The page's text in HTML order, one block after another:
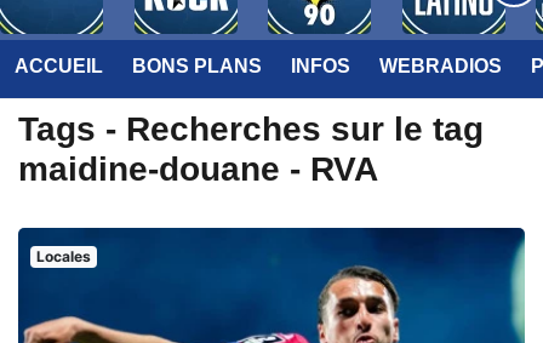
ACCUEIL BONS PLANS INFOS WEBRADIOS
Tags - Recherches sur le tag
maidine-douane - RVA
Locales